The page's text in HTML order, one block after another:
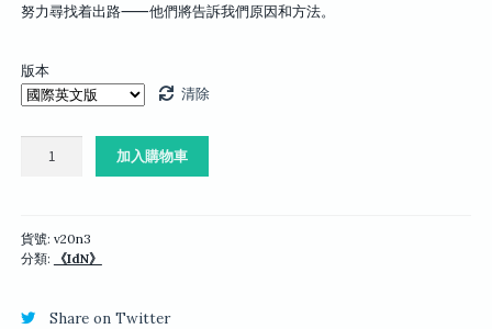
努力尋找着出路⸺他們將告訴我們原因和方法。
版本
清除
世
界
量
加入購物車
貨號: v20n3
分類:
《IdN》
Share on Twitter